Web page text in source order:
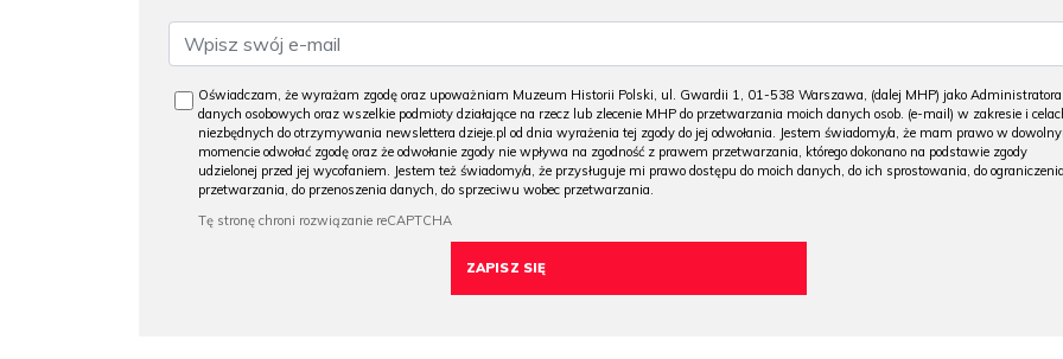
Oświadczam, że wyrażam zgodę oraz upoważniam Muzeum Historii Polski, ul. Gwardii 1, 01-538 Warszawa, (dalej MHP) jako Administratora
danych osobowych oraz wszelkie podmioty działające na rzecz lub zlecenie MHP do przetwarzania moich danych osob. (e-mail) w zakresie i
niezbędnych do otrzymywania newslettera dzieje.pl od dnia wyrażenia tej zgody do jej odwołania. Jestem świadomy/a, że mam prawo w
momencie odwołać zgodę oraz że odwołanie zgody nie wpływa na zgodność z prawem przetwarzania, którego dokonano na podstawie zgody
udzielonej przed jej wycofaniem. Jestem też świadomy/a, że przysługuje mi prawo dostępu do moich danych, do ich sprostowania, do ograniczenia
przetwarzania, do przenoszenia danych, do sprzeciwu wobec przetwarzania.